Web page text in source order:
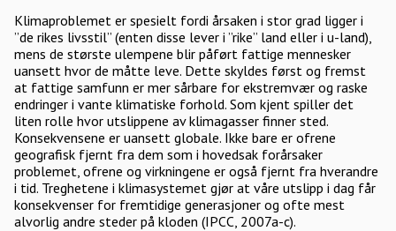
Klimaproblemet er spesielt fordi årsaken i stor grad ligger i
”de rikes livsstil” (enten disse lever i ”rike” land eller i u-land),
mens de største ulempene blir påført fattige mennesker
uansett hvor de måtte leve. Dette skyldes først og fremst
at fattige samfunn er mer sårbare for ekstremvær og raske
endringer i vante klimatiske forhold. Som kjent spiller det
liten rolle hvor utslippene av klimagasser finner sted.
Konsekvensene er uansett globale. Ikke bare er ofrene
geografisk fjernt fra dem som i hovedsak forårsaker
problemet, ofrene og virkningene er også fjernt fra hverandre
i tid. Treghetene i klimasystemet gjør at våre utslipp i dag får
konsekvenser for fremtidige generasjoner og ofte mest
alvorlig andre steder på kloden (IPCC, 2007a-c).